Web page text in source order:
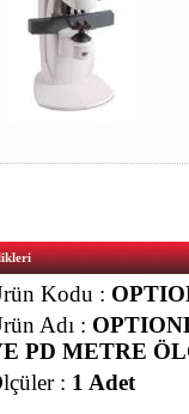
Kodu :
Adı :
PD METRE
: 1 Adet